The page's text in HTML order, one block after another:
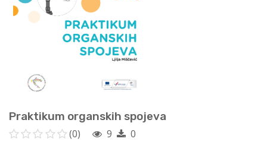
Praktikum organskih spojeva
(0) 9
0